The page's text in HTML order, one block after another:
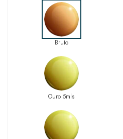
Bruto
Ouro 5mls